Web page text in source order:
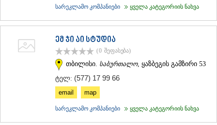
სარეკლამო კომპანიები ყველა კატეგორიის ნახვა
ემ ჯი აი სტუდია
(0 შეფასება)
თბილისი. საბურთალო, ყაზბეგის გამზირი 53
ტელ: (577) 17 99 66
email map
სარეკლამო კომპანიები ყველა კატეგორიის ნახვა